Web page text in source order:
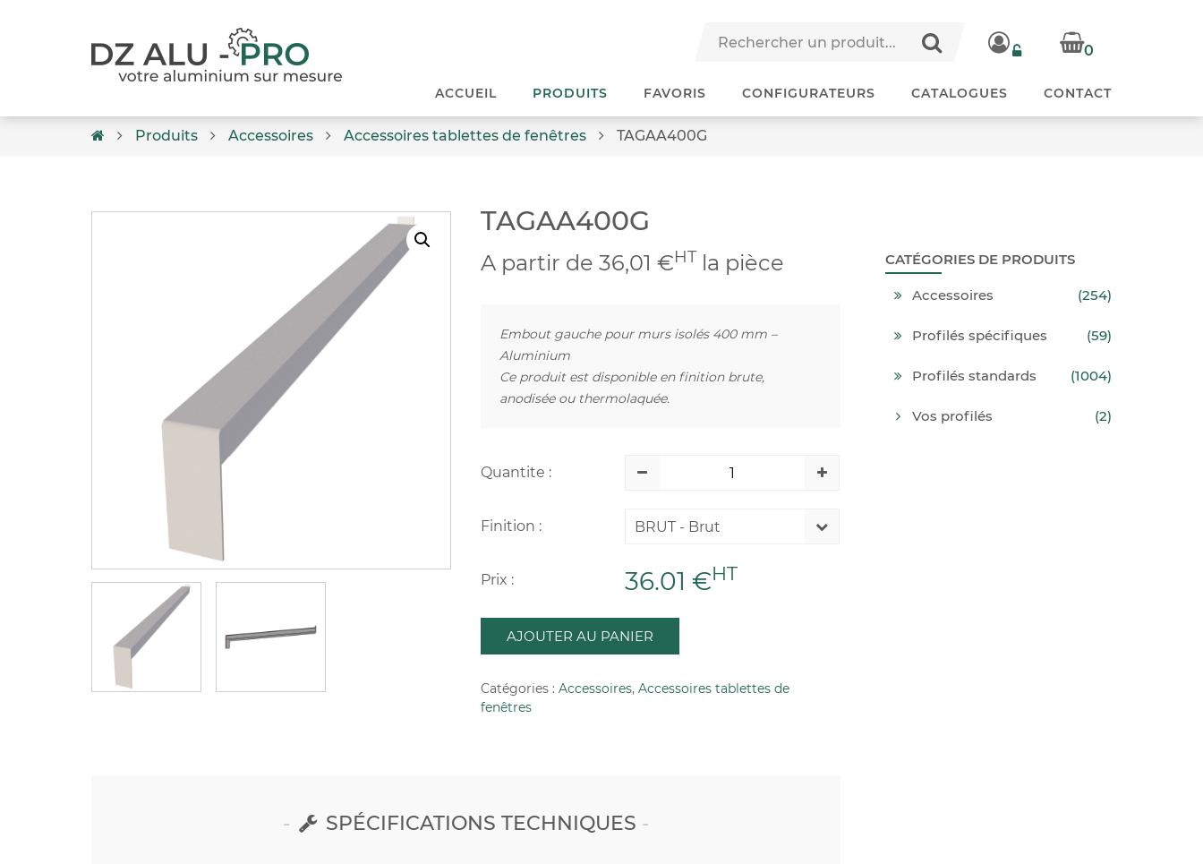
0
ACCUEIL PRODUITS FAVORIS CONFIGURATEURS CATALOGUES CONTACT
Produits Accessoires Accessoires tablettes de fenêtres TAGAA400G
TAGAA400G
A partir de 36,01 €HT la pièce
Embout gauche pour murs isolés 400 mm –
Aluminium
Ce produit est disponible en finition brute,
anodisée ou thermolaquée.
Quantite :
Finition : BRUT - Brut
Prix : 36.01 €HT
AJOUTER AU PANIER
Catégories :Accessoires,Accessoires tablettes de
fenêtres
SPÉCIFICATIONS TECHNIQUES
CATÉGORIES DE PRODUITS
Accessoires (254)
Profilés spécifiques (59)
Profilés standards (1004)
Vos profilés (2)